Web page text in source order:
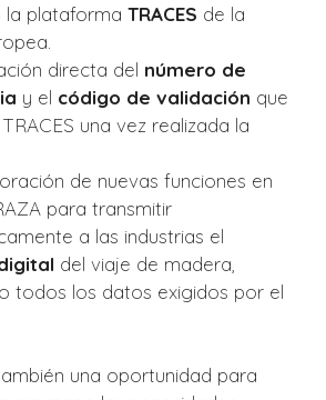
la plataforma TRACES de la
directa del número de
y el código de validación que
una vez realizada la
de nuevas funciones en
para transmitir
a las industrias el
del viaje de madera,
todos los datos exigidos por el
una oportunidad para